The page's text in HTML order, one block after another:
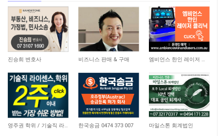
8,151
진승희 변호사 6,187
비즈니스 판매 & 구매 5,138 엠비언스 한인 레이저 클리닉
21,119 영주권 학위 / 기술직 라이센스 최소2주안에 받기! (요리, 페인팅, 용접, 차일드케어 등… 10,436
한국송금 0474 373 007 4,094
마일스톤 회계법인